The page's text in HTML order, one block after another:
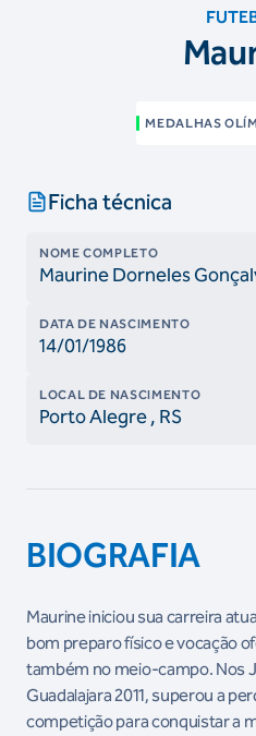
MEDALHAS
Ficha técnica
NOME COMPLETO
Maurine Dorneles
DATA DE NASCIMENTO
14/01/1986
LOCAL DE NASCIMENTO
Porto Alegre, RS
BIOGRAFIA
Maurine iniciou sua carreira
bom preparo físico e vocação
também no meio-campo. Nos
Guadalajara 2011, superou a
competição para conquistar a